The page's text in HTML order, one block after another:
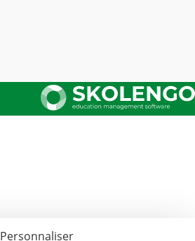
Personnaliser